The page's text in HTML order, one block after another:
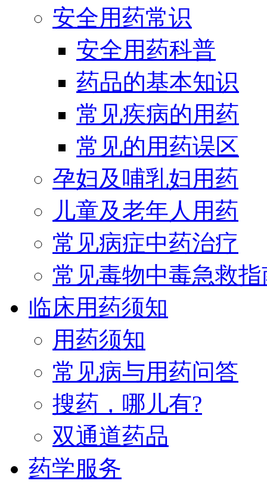
安全用药常识
安全用药科普
药品的基本知识
常见疾病的用药
常见的用药误区
孕妇及哺乳妇用药
儿童及老年人用药
常见病症中药治疗
常见毒物中毒急救指
临床用药须知
用药须知
常见病与用药问答
搜药，哪儿有?
双通道药品
药学服务